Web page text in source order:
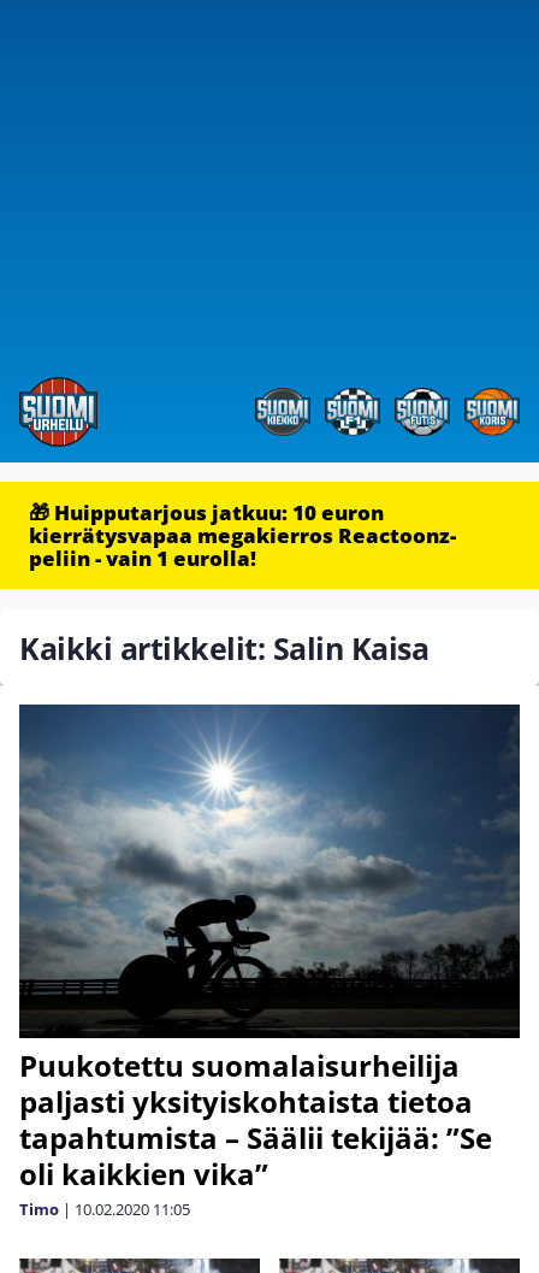
🎁 Huipputarjous jatkuu: 10 euron
kierrätysvapaa megakierros Reactoonz-
peliin - vain 1 eurolla!
Kaikki artikkelit: Salin Kaisa
Puukotettu suomalaisurheilija
paljasti yksityiskohtaista tietoa
tapahtumista – Säälii tekijää: ”Se
oli kaikkien vika”
Timo | 10.02.2020 11:05